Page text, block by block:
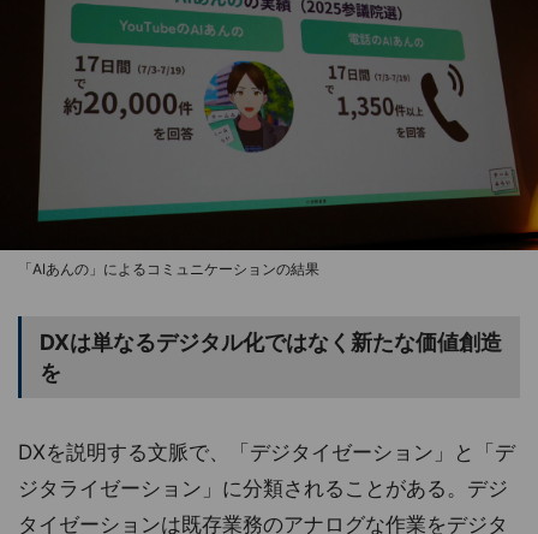
「AIあんの」によるコミュニケーションの結果
DXは単なるデジタル化ではなく新たな価値創造
を
DXを説明する文脈で、「デジタイゼーション」と「デ
ジタライゼーション」に分類されることがある。デジ
タイゼーションは既存業務のアナログな作業をデジタ